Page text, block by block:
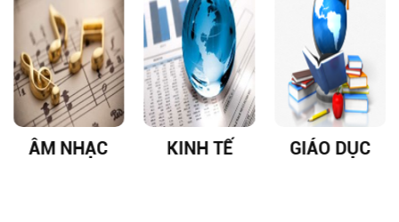
ÂM NHẠC KINH TẾ GIÁO DỤC